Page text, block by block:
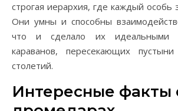
строгая иерархия, где каждый особь
Они умны и способны
что и сделало их идеальными
караванов, пересекающих
столетий.
Интересные факты